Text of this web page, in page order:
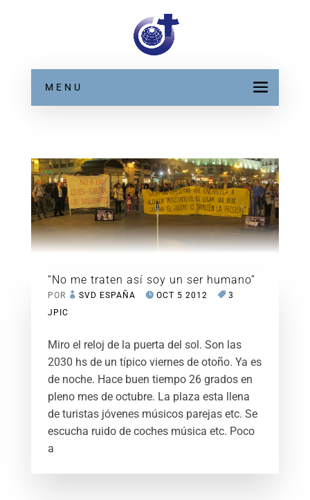
MENU
“No me traten así soy un ser humano”
POR SVD ESPAÑA OCT 5 2012
3
JPIC
Miro el reloj de la puerta del sol. Son las
2030 hs de un típico viernes de otoño. Ya es
de noche. Hace buen tiempo 26 grados en
pleno mes de octubre. La plaza esta llena
de turistas jóvenes músicos parejas etc. Se
escucha ruido de coches música etc. Poco
a